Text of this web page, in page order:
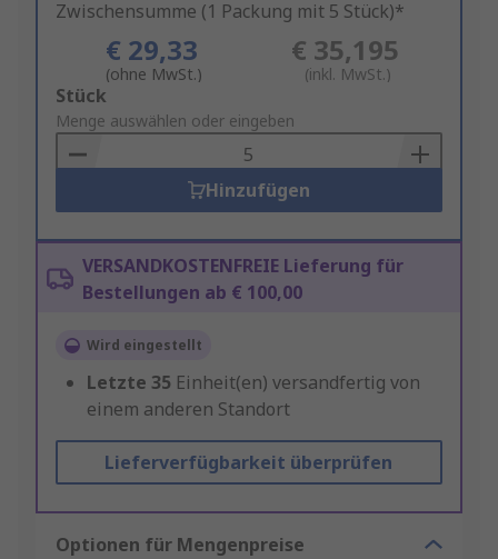
Zwischensumme (1 Packung mit 5 Stück)*
€ 29,33
(ohne MwSt.)
€ 35,195
(inkl. MwSt.)
Add
to
Basket
Stück
Menge auswählen oder eingeben
Hinzufügen
VERSANDKOSTENFREIE Lieferung für
Bestellungen ab € 100,00
Wird eingestellt
Letzte 35 Einheit(en) versandfertig von
einem anderen Standort
Lieferverfügbarkeit überprüfen
Optionen für Mengenpreise